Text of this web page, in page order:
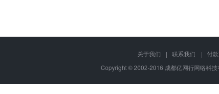
关于我们 | 联系我们 |
付
Copyright © 2002-2016 成都亿网行网络科